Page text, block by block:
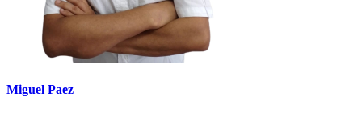
Miguel Paez